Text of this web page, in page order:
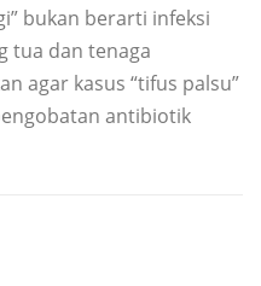
bukan berarti infeksi
tua dan tenaga
agar kasus “tifus palsu”
antibiotik